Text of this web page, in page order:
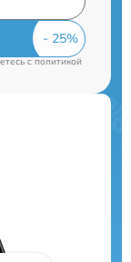
cполитикой